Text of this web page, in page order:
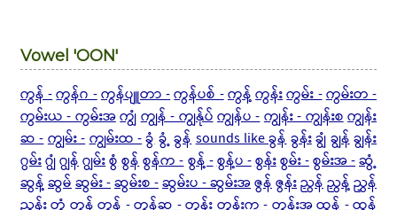
Vowel 'OON'
ကွန် -ကွန်ဂ -ကွန်ပျူတာ -ကွန်ပစ် -ကွန့်ကွန်းကွမ်း -ကွမ်းတ -
ကွမ်းယ - ကွမ်းအကျွံကျွန် - ကျွန်ုပ်ကျွန်ပ -ကျွန်း - ကျွန်းစကျွန်း
ဆ -ကျွမ်း -ကျွမ်းထ -ခွံခွံ့ ခွန်sounds like ခွန်ခွန်းချွံချွန်ချွန်း
ဂွမ်းဂျွံဂျွန်ဂျွမ်းစွံစွန်စွန်က -စွန့် -စွန့်ပ -စွန်းစွမ်း -စွမ်းအ -ဆွံ့
ဆွန့်ဆွမ်ဆွမ်း -ဆွမ်းစ -ဆွမ်းပ - ဆွမ်းအဇွန်ဇွန်းညွန်ညွန့်ညွှန်
ညွှန်းတွံတွန်တွန့် -တွန့်ဆ -တွန်းတွန်းက - တွန်းအထွန် -ထွန်